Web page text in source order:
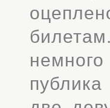
немного